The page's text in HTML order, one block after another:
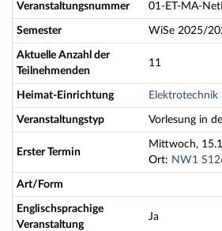
Veranstaltungsnummer 01-ET-MA-
Semester WiSe 2025/
Aktuelle Anzahl der
Teilnehmenden
11
Heimat-Einrichtung Elektrotechnik
Veranstaltungstyp Vorlesung in
Erster Termin
Mittwoch,
Ort: NW1
Art/Form
Englischsprachige
Veranstaltung
Ja